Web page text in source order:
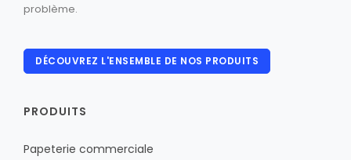
problème.
DÉCOUVREZ L'ENSEMBLE DE NOS PRODUITS
PRODUITS
Papeterie commerciale